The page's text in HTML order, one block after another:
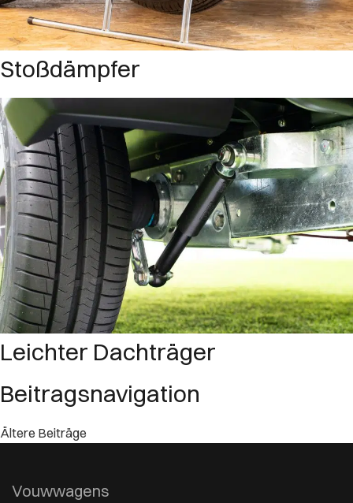
Stoßdämpfer
Leichter Dachträger
Beitragsnavigation
Ältere Beiträge
Vouwwagens